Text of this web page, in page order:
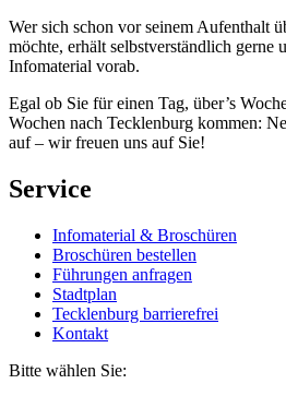
Wer sich schon vor seinem Aufenthalt
möchte, erhält selbstverständlich gerne
Infomaterial vorab.
Egal ob Sie für einen Tag, über’s
Wochen nach Tecklenburg kommen:
auf – wir freuen uns auf Sie!
Service
Infomaterial & Broschüren
Broschüren bestellen
Führungen anfragen
Stadtplan
Tecklenburg barrierefrei
Kontakt
Bitte wählen Sie: